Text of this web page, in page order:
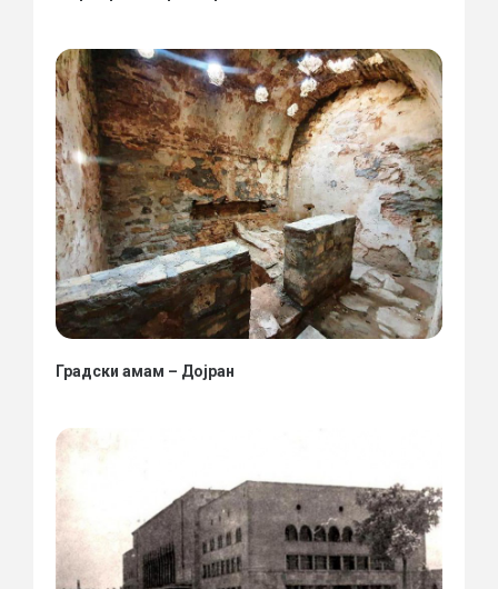
Градски амам – Дојран